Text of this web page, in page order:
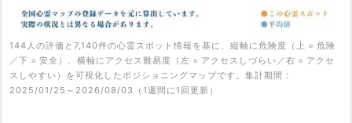
144人の評価と7,140件の心霊スポット情報を基に、縦軸に危険度（上 = 危険
／下 = 安全）、横軸にアクセス難易度（左 = アクセスしづらい／右 = アクセ
スしやすい）を可視化したポジショニングマップです。集計期間：
2025/01/25～2026/08/03（1週間に1回更新）